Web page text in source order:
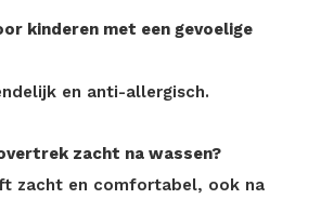
kinderen met een gevoelige
en anti-allergisch.
zacht na wassen?
zacht en comfortabel, ook na